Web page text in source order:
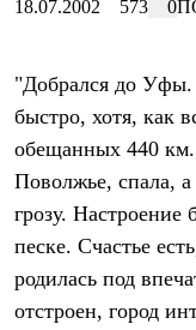
Жилеты
Куртки
Брюки
Штормовая одежда
Куртки
Брюки
Софтшелл одежда
Куртки
Брюки
Куртки
Брюки
18.07.2002 573 0
"Добрался до
быстро, хотя, как
обещанных 440
Поволжье, спала,
грозу. Настроение
песке. Счастье
родилась под
отстроен, город